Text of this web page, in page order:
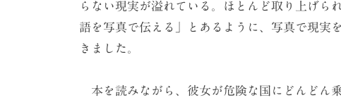
らない現実が溢れている。ほとんど取り上げら
語を写真で伝える」とあるように、写真で現実
きました。
本を読みながら、彼女が危険な国にどんどん